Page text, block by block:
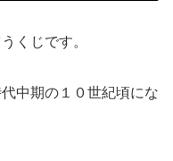
くじです。
中期の１０世紀頃にな